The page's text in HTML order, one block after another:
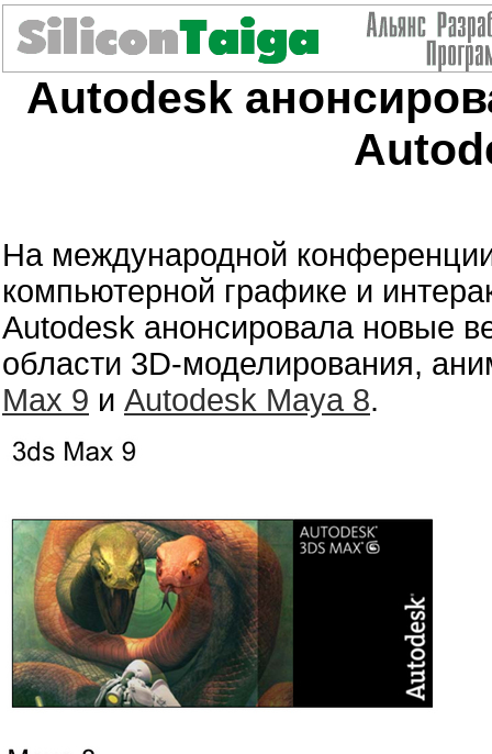
Autodesk
На международной
компьютерной графике и
Autodesk анонсировала новые
области 3D-моделирования,
Max 9 и Autodesk Maya 8.